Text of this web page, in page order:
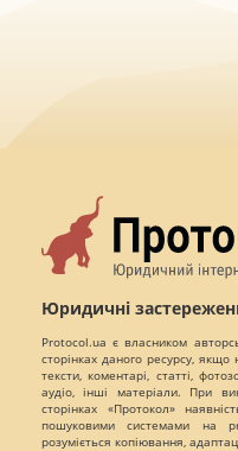
Юридичні
Protocol.ua є власником
сторінках даного ресурсу,
тексти, коментарі, статті,
аудіо, інші матеріали. При
сторінках «Протокол»
пошуковими системами на
розуміється копіювання,